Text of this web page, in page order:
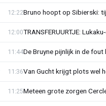
Bruno hoopt op Sibierski:
12:22
TRANSFERUURTJE:
12:00
De Bruyne pijnlijk in de
11:44
Van Gucht krijgt plots wel
11:36
Meteen grote zorgen
11:25